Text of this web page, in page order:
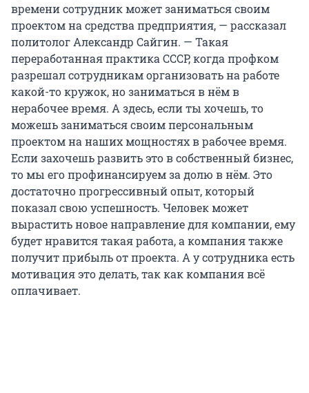
времени сотрудник может заниматься своим
проектом на средства предприятия, — рассказал
политолог Александр Сайгин. — Такая
переработанная практика СССР, когда профком
разрешал сотрудникам организовать на работе
какой-то кружок, но заниматься в нём в
нерабочее время. А здесь, если ты хочешь, то
можешь заниматься своим персональным
проектом на наших мощностях в рабочее время.
Если захочешь развить это в собственный бизнес,
то мы его профинансируем за долю в нём. Это
достаточно прогрессивный опыт, который
показал свою успешность. Человек может
вырастить новое направление для компании, ему
будет нравится такая работа, а компания также
получит прибыль от проекта. А у сотрудника есть
мотивация это делать, так как компания всё
оплачивает.